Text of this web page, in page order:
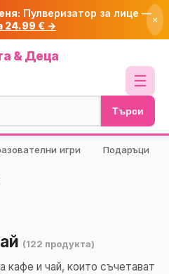
Пулверизатор за лице —
24.99 € →
×
& Деца
☰
Блог
продукт
Търси
игри Подаръци
(122 продукта)
кафе и чай, които съчетават